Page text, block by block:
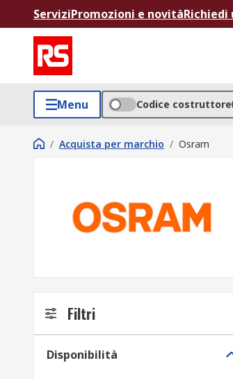
ServiziPromozioni e novitàRichiedi
Menu Codice costruttore
/ Acquista per marchio / Osram
Filtri
Disponibilità